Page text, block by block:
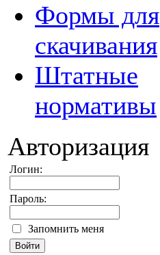
Формы для
скачивания
Штатные
нормативы
Авторизация
Логин:
Пароль:
Запомнить меня